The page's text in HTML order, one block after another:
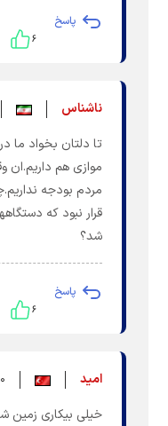
پاسخ
۶
ناشناس
تا دلتان بخواد ما
موازی هم داریم.ان
مردم بودجه
قرار نبود که
شد؟
پاسخ
۶
امید
خیلی بیکاری زمین